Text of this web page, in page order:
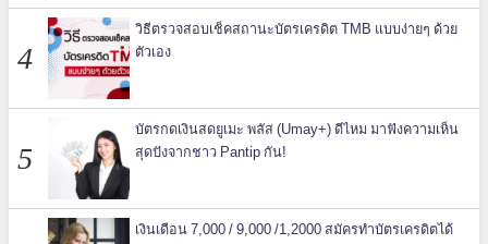
วิธีตรวจสอบเช็คสถานะบัตรเครดิต TMB แบบง่ายๆ ด้วย
ตัวเอง
บัตรกดเงินสดยูเมะ พลัส (Umay+) ดีไหม มาฟังความเห็น
สุดปังจากชาว Pantip กัน!
เงินเดือน 7,000 / 9,000 /1,2000 สมัครทำบัตรเครดิตได้